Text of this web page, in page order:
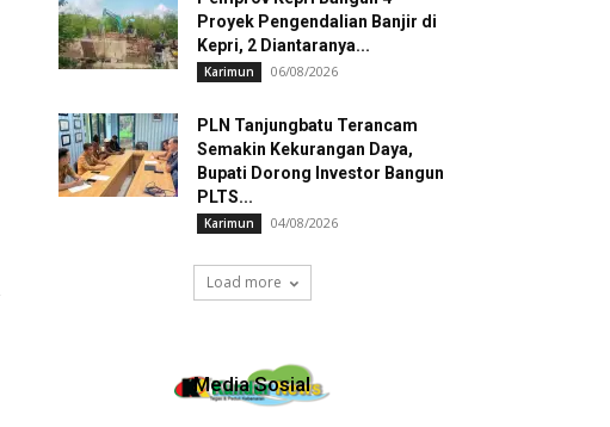
Proyek Pengendalian Banjir di
Kepri, 2 Diantaranya...
Karimun 06/08/2026
PLN Tanjungbatu Terancam
Semakin Kekurangan Daya,
Bupati Dorong Investor Bangun
PLTS...
Karimun 04/08/2026
Load more
Media Sosial